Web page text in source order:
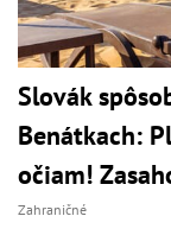
Slovák
Benátkach:
očiam!
Zahraničné